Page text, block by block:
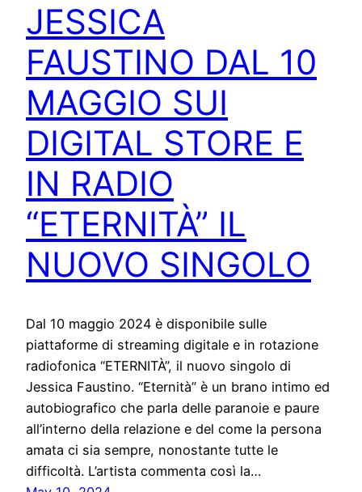
JESSICA
FAUSTINO DAL 10
MAGGIO SUI
DIGITAL STORE E
IN RADIO
“ETERNITÀ” IL
NUOVO SINGOLO
Dal 10 maggio 2024 è disponibile sulle
piattaforme di streaming digitale e in rotazione
radiofonica “ETERNITÀ”, il nuovo singolo di
Jessica Faustino. “Eternità” è un brano intimo ed
autobiografico che parla delle paranoie e paure
all’interno della relazione e del come la persona
amata ci sia sempre, nonostante tutte le
difficoltà. L’artista commenta così la…